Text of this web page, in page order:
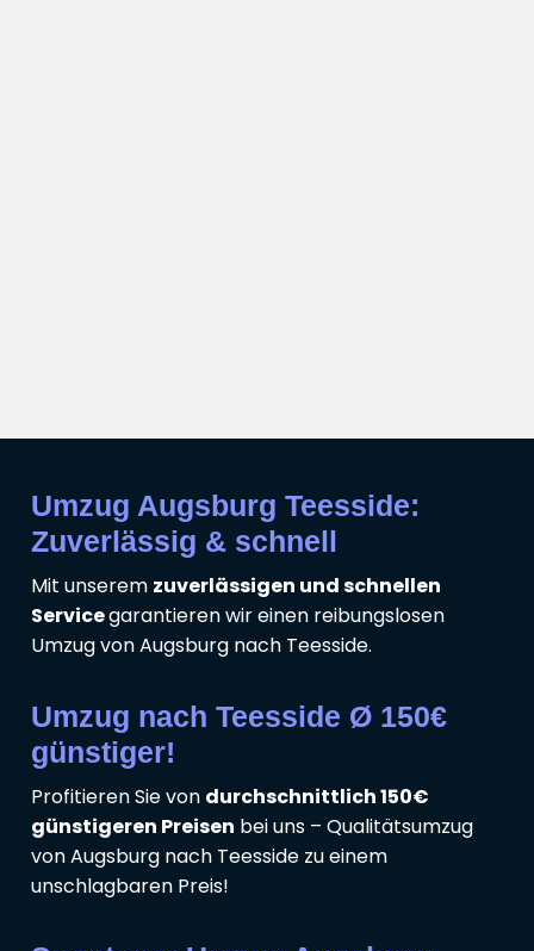
Umzug Augsburg Teesside:
Zuverlässig & schnell
Mit unserem zuverlässigen und schnellen
Servicegarantieren wir einen reibungslosen
Umzug von Augsburg nach Teesside.
Umzug nach Teesside Ø 150€
günstiger!
Profitieren Sie von durchschnittlich 150€
günstigeren Preisen bei uns – Qualitätsumzug
von Augsburg nach Teesside zu einem
unschlagbaren Preis!